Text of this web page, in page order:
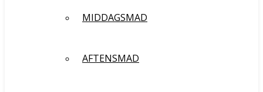
MIDDAGSMAD
AFTENSMAD